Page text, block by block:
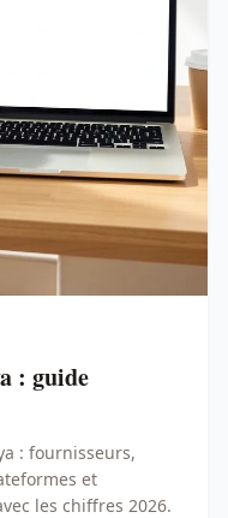
: guide
: fournisseurs,
et
les chiffres 2026.